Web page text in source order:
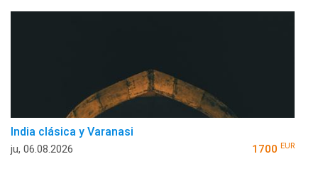
India clásica y Varanasi
ju, 06.08.2026 1700 EUR